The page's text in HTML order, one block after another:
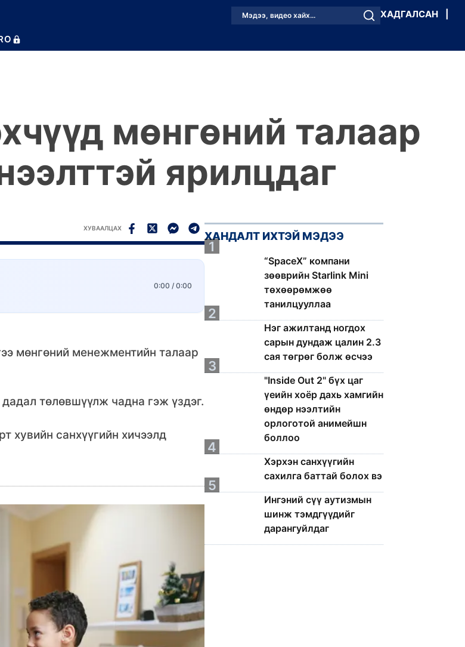
Мэдээ, видео хайх... ХАДГАЛСАН
мөнгөний талаар
ярилцдаг
ХУВААЛЦАХ
0:00 / 0:00
мөнгөний менежментийн талаар
төлөвшүүлж чадна гэж үздэг.
хувийн санхүүгийн хичээлд
ХАНДАЛТ ИХТЭЙ МЭДЭЭ
1
“SpaceX” компани
зөөврийн Starlink Mini
төхөөрөмжөө
танилцууллаа
2
Нэг ажилтанд ногдох
сарын дундаж цалин 2.3
сая төгрөг болж өсчээ
3
"Inside Out 2" бүх цаг
үеийн хоёр дахь хамгийн
өндөр нээлтийн
орлоготой анимейшн
боллоо
4
Хэрхэн санхүүгийн
сахилга баттай болох вэ
5
Ингэний сүү аутизмын
шинж тэмдгүүдийг
дарангуйлдаг